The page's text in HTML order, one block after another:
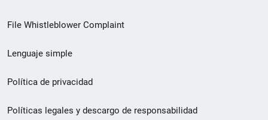
de
de
pie
de
File Whistleblower Complaint
Lenguaje simple
Política de privacidad
Políticas legales y descargo de responsabilidad